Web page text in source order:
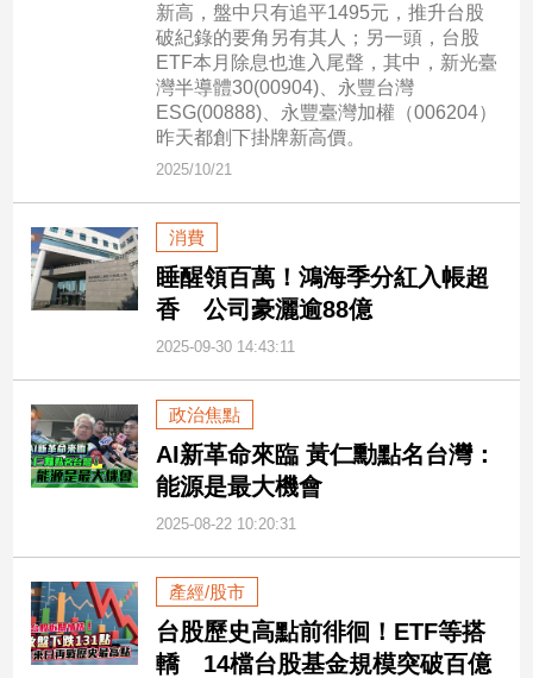
薦
科
技/
運
動
寵
物
影
音
專
新高，盤中只有追平1495元，推升台股
破紀錄的要角另有其人；另一頭，台股
ETF本月除息也進入尾聲，其中，新光臺
灣半導體30(00904)、永豐台灣
ESG(00888)、永豐臺灣加權（006204）
昨天都創下掛牌新高價。
2025/10/21
消費
睡醒領百萬！鴻海季分紅入帳超
香 公司豪灑逾88億
2025-09-30 14:43:11
政治焦點
AI新革命來臨 黃仁勳點名台灣：
能源是最大機會
2025-08-22 10:20:31
產經/股市
台股歷史高點前徘徊！ETF等搭
轎 14檔台股基金規模突破百億